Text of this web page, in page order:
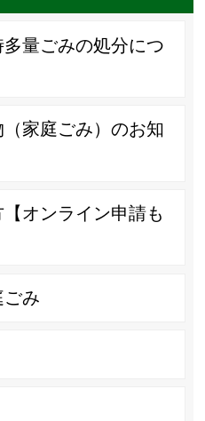
量ごみの処分につ
家庭ごみ）のお知
オンライン申請も
ごみ